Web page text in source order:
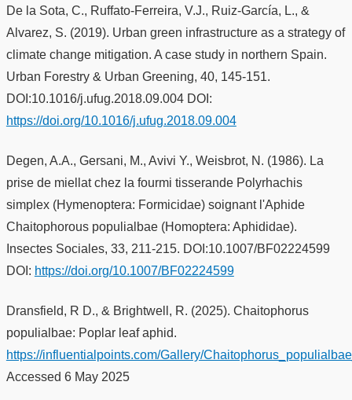
De la Sota, C., Ruffato-Ferreira, V.J., Ruiz-García, L., &
Alvarez, S. (2019). Urban green infrastructure as a strategy of
climate change mitigation. A case study in northern Spain.
Urban Forestry & Urban Greening, 40, 145-151.
DOI:10.1016/j.ufug.2018.09.004 DOI:
https://doi.org/10.1016/j.ufug.2018.09.004
Degen, A.A., Gersani, M., Avivi Y., Weisbrot, N. (1986). La
prise de miellat chez la fourmi tisserande Polyrhachis
simplex (Hymenoptera: Formicidae) soignant l'Aphide
Chaitophorous populialbae (Homoptera: Aphididae).
Insectes Sociales, 33, 211-215. DOI:10.1007/BF02224599
DOI: https://doi.org/10.1007/BF02224599
Dransfield, R D., & Brightwell, R. (2025). Chaitophorus
populialbae: Poplar leaf aphid.
https://influentialpoints.com/Gallery/
Accessed 6 May 2025